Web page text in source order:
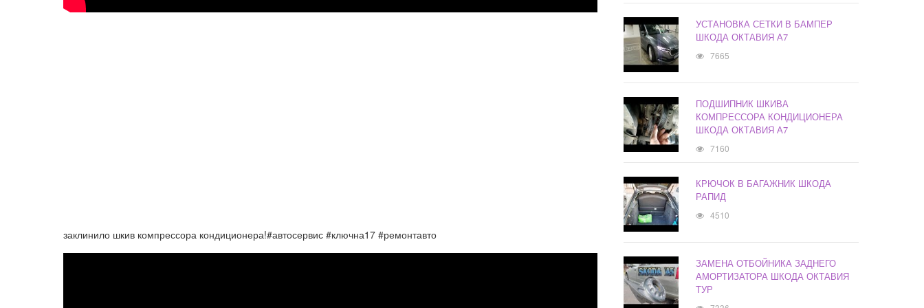
заклинило шкив компрессора кондиционера!#автосервис #ключна17 #ремонтавто
УСТАНОВКА СЕТКИ В БАМПЕР
ШКОДА ОКТАВИЯ А7
7665
ПОДШИПНИК ШКИВА
КОМПРЕССОРА КОНДИЦИОНЕРА
ШКОДА ОКТАВИЯ А7
7160
КРЮЧОК В БАГАЖНИК ШКОДА
РАПИД
4510
ЗАМЕНА ОТБОЙНИКА ЗАДНЕГО
АМОРТИЗАТОРА ШКОДА ОКТАВИЯ
ТУР